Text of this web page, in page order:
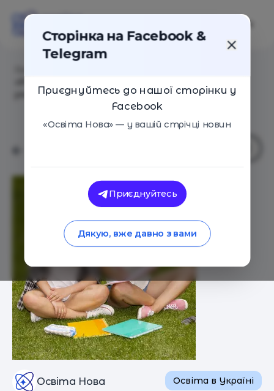
учнівство
Освіта Нова Освіта в Україні
Сторінка на Facebook &
Telegram
Приєднуйтесь до нашої сторінки у
Facebook
«Освіта Нова» — у вашій стрічці новин
Приєднуйтесь
Дякую, вже давно з вами